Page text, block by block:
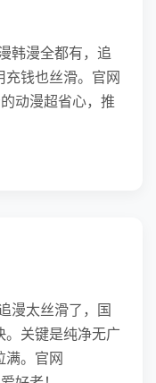
韩漫全都有，追
钱也丝滑。官网
动漫超省心，推
漫太丝滑了，国
。关键是纯净无广
满。官网